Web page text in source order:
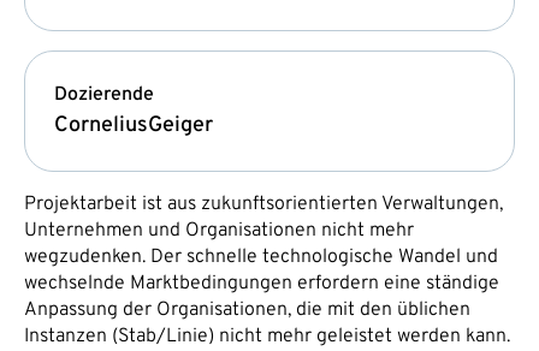
Dozierende
CorneliusGeiger
Projektarbeit ist aus zukunftsorientierten Verwaltungen,
Unternehmen und Organisationen nicht mehr
wegzudenken. Der schnelle technologische Wandel und
wechselnde Marktbedingungen erfordern eine ständige
Anpassung der Organisationen, die mit den üblichen
Instanzen (Stab/Linie) nicht mehr geleistet werden kann.